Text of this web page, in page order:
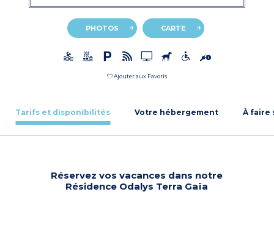
PHOTOS CARTE
Ajouter aux Favoris
Tarifs et disponibilités Votre hébergement À faire
Réservez vos vacances dans notre
Résidence Odalys Terra Gaïa